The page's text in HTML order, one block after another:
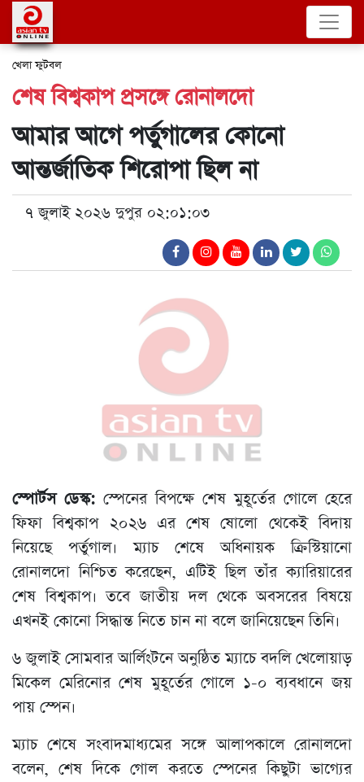
খেলা ফুটবল
শেষ বিশ্বকাপ প্রসঙ্গে রোনালদো
আমার আগে পর্তুগালের কোনো
আন্তর্জাতিক শিরোপা ছিল না
৭ জুলাই ২০২৬ দুপুর ০২:০১:০৩
স্পোর্টস ডেস্ক: স্পেনের বিপক্ষে শেষ মুহূর্তের গোলে হেরে
ফিফা বিশ্বকাপ ২০২৬ এর শেষ ষোলো থেকেই বিদায়
নিয়েছে পর্তুগাল। ম্যাচ শেষে অধিনায়ক ক্রিস্টিয়ানো
রোনালদো নিশ্চিত করেছেন, এটিই ছিল তাঁর ক্যারিয়ারের
শেষ বিশ্বকাপ। তবে জাতীয় দল থেকে অবসরের বিষয়ে
এখনই কোনো সিদ্ধান্ত নিতে চান না বলে জানিয়েছেন তিনি।
৬ জুলাই সোমবার আর্লিংটনে অনুষ্ঠিত ম্যাচে বদলি খেলোয়াড়
মিকেল মেরিনোর শেষ মুহূর্তের গোলে ১-০ ব্যবধানে জয়
পায় স্পেন।
ম্যাচ শেষে সংবাদমাধ্যমের সঙ্গে আলাপকালে রোনালদো
বলেন, শেষ দিকে গোল করতে স্পেনের কিছুটা ভাগ্যের